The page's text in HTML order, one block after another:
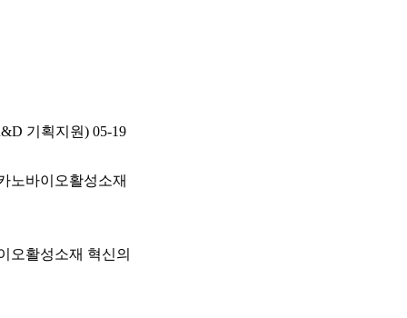
기획지원) 05-19
노바이오활성소재
오활성소재 혁신의